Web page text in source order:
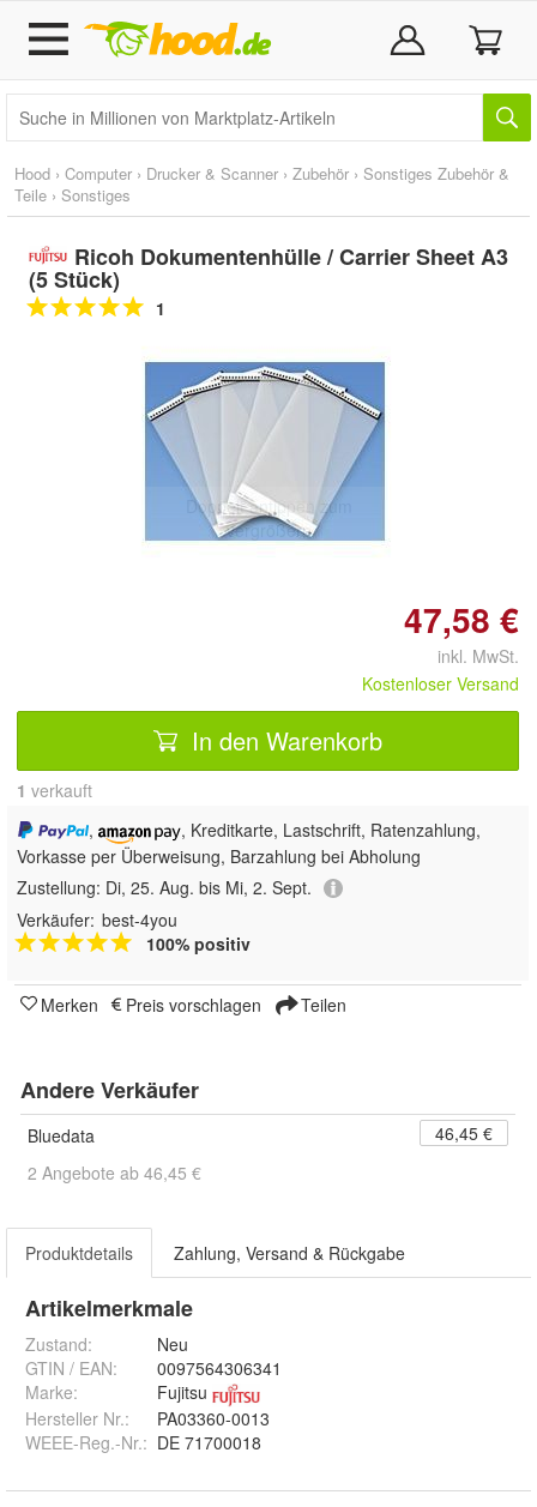
Hood › Computer › Drucker & Scanner › Zubehör › Sonstiges Zubehör &
Teile › Sonstiges
Ricoh Dokumentenhülle / Carrier Sheet A3
(5 Stück)
1
Doppelt antippen zum
vergrößern
47,58 €
inkl. MwSt.
Kostenloser Versand
In den Warenkorb
1 verkauft
,
, Kreditkarte, Lastschrift, Ratenzahlung,
Vorkasse per Überweisung, Barzahlung bei Abholung
Zustellung: Di, 25. Aug. bis Mi, 2. Sept.
Verkäufer: best-4you
100% positiv
Merken Preis vorschlagen Teilen
Andere Verkäufer
Bluedata
46,45 €
2 Angebote ab 46,45 €
Produktdetails Zahlung, Versand & Rückgabe
Artikelmerkmale
Zustand:
Neu
GTIN / EAN:
0097564306341
Marke:
Fujitsu
Hersteller Nr.:
PA03360-0013
WEEE-Reg.-Nr.: DE 71700018